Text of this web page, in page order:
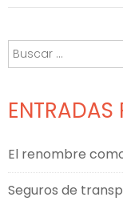
entradas
Buscar:
ENTRADAS
El renombre
Seguros de